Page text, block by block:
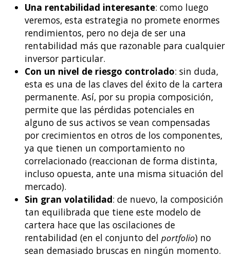
Una rentabilidad interesante: como luego
veremos, esta estrategia no promete enormes
rendimientos, pero no deja de ser una
rentabilidad más que razonable para cualquier
inversor particular.
Con un nivel de riesgo controlado: sin duda,
esta es una de las claves del éxito de la cartera
permanente. Así, por su propia composición,
permite que las pérdidas potenciales en
alguno de sus activos se vean compensadas
por crecimientos en otros de los componentes,
ya que tienen un comportamiento no
correlacionado (reaccionan de forma distinta,
incluso opuesta, ante una misma situación del
mercado).
Sin gran volatilidad: de nuevo, la composición
tan equilibrada que tiene este modelo de
cartera hace que las oscilaciones de
rentabilidad (en el conjunto del portfolio) no
sean demasiado bruscas en ningún momento.